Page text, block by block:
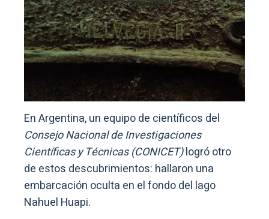
En Argentina, un equipo de científicos del
Consejo Nacional de Investigaciones
Científicas y Técnicas (CONICET)logró otro
de estos descubrimientos: hallaron una
embarcación oculta en el fondo del lago
Nahuel Huapi.